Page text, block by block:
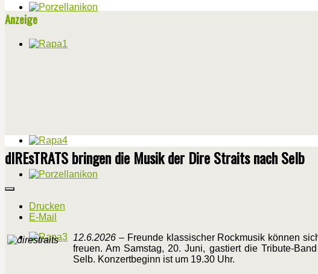
Anzeige
dIREsTRATS bringen die Musik der Dire Straits nach Selb
Drucken
E-Mail
12.6.2026 – Freunde klassischer Rockmusik können
freuen. Am Samstag, 20. Juni, gastiert die Tribute-
Selb. Konzertbeginn ist um 19.30 Uhr.